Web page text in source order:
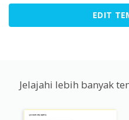
EDIT
Jelajahi lebih banyak